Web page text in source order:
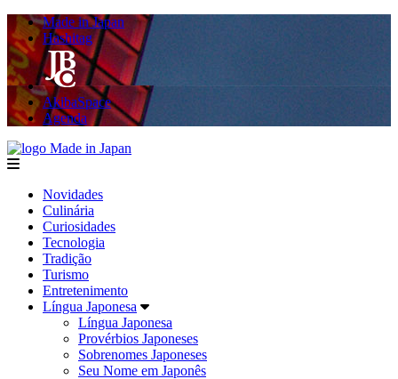
Made in Japan
Hashitag
AkibaSpace
Agenda
menu
Novidades
Culinária
Curiosidades
Tecnologia
Tradição
Turismo
Entretenimento
Língua Japonesa
Língua Japonesa
Provérbios Japoneses
Sobrenomes Japoneses
Seu Nome em Japonês